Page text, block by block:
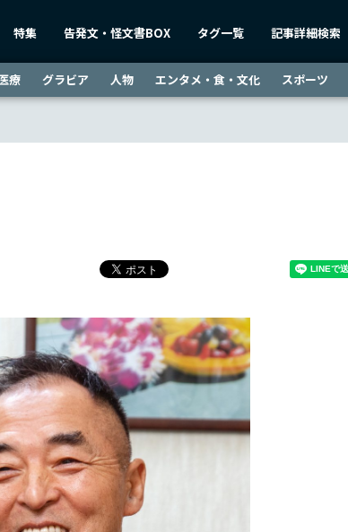
特集 告発文・怪文書BOX タグ一覧 記事詳細検索
療 グラビア 人物 エンタメ・食・文化 スポーツ